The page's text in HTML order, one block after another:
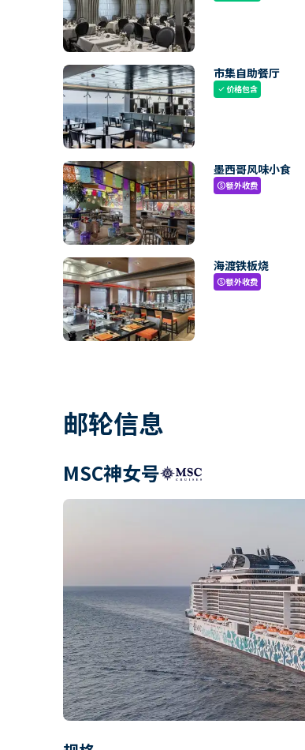
市集自助餐厅
check价格包含
墨西哥风味小食
paid额外收费
海渡铁板烧
paid额外收费
邮轮信息
MSC神女号